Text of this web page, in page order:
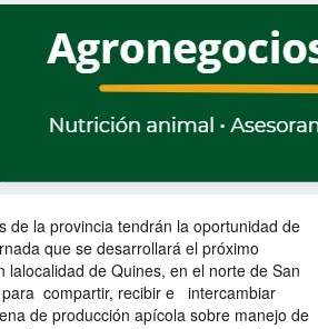
de la provincia tendrán la oportunidad de
que se desarrollará el próximo
lalocalidad de Quines, en el norte de San
para compartir, recibir e intercambiar
de producción apícola sobre manejo de